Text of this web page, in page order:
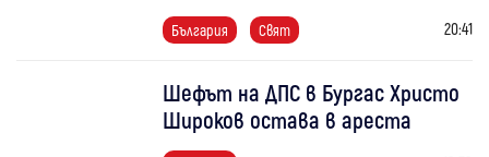
България Свят 20:41
Шефът на ДПС в Бургас Христо
Широков остава в ареста